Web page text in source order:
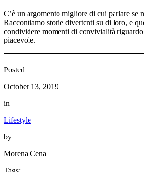
C’è un argomento migliore di cui parlare se
Raccontiamo storie divertenti su di loro, e
condividere momenti di convivialità
piacevole.
Posted
October 13, 2019
in
Lifestyle
by
Morena Cena